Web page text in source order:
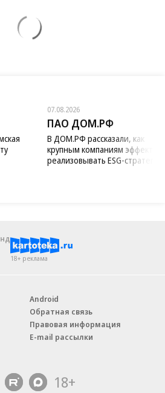
07.08.2026
ПАО ДОМ.РФ
В ДОМ.РФ рассказали, как
крупным компаниям
реализовывать ESG-стратегию
18+ реклама
Android
Обратная связь
Правовая информация
E-mail рассылки
18+